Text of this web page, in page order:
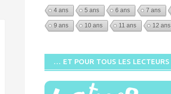
4 ans 5 ans 6 ans 7 ans
9 ans 10 ans 11 ans 12 ans
… ET POUR TOUS LES LECTEURS